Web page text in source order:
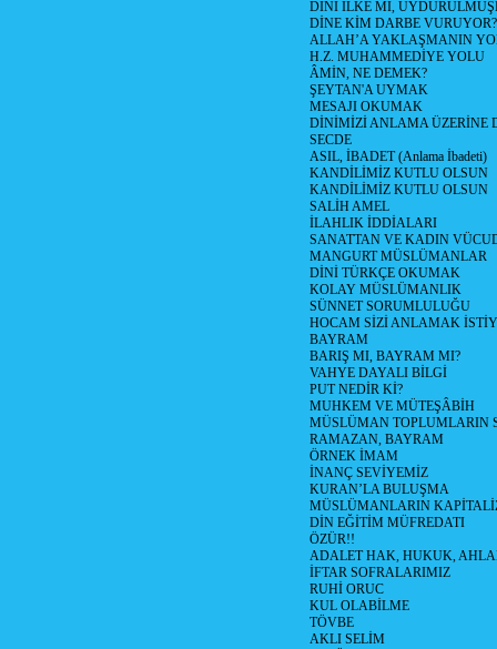
DİNİ İLKE Mİ,
DİNE KİM DARBE VURUYOR?
ALLAH’A YAKLAŞMANIN
H.Z. MUHAMMEDİYE YOLU
ÂMİN, NE DEMEK?
ŞEYTAN'A UYMAK
MESAJI OKUMAK
DİNİMİZİ ANLAMA ÜZERİNE
SECDE
ASIL, İBADET (Anlama İbadeti)
KANDİLİMİZ KUTLU OLSUN
KANDİLİMİZ KUTLU OLSUN
SALİH AMEL
İLAHLIK İDDİALARI
SANATTAN VE KADIN
MANGURT MÜSLÜMANLAR
DİNİ TÜRKÇE OKUMAK
KOLAY MÜSLÜMANLIK
SÜNNET SORUMLULUĞU
HOCAM SİZİ ANLAMAK
BAYRAM
BARIŞ MI, BAYRAM MI?
VAHYE DAYALI BİLGİ
PUT NEDİR Kİ?
MUHKEM VE MÜTEŞÂBİH
MÜSLÜMAN TOPLUMLARIN
RAMAZAN, BAYRAM
ÖRNEK İMAM
İNANÇ SEVİYEMİZ
KURAN’LA BULUŞMA
MÜSLÜMANLARIN
DİN EĞİTİM MÜFREDATI
ÖZÜR!!
ADALET HAK, HUKUK,
İFTAR SOFRALARIMIZ
RUHİ ORUC
KUL OLABİLME
TÖVBE
AKLI SELİM